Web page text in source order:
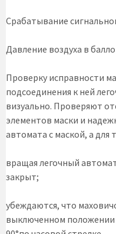
Срабатывание
Давление воздуха в
Проверку исправности
подсоединения к ней
визуально. Проверяют
элементов маски и
автомата с маской, а для
вращая легочный
закрыт;
убеждаются, что
выключенном положении